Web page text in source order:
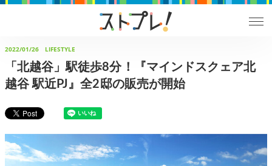
2022/01/26 LIFESTYLE
「北越谷」駅徒歩8分！『マインドスクェア北
越谷 駅近PJ』全2邸の販売が開始